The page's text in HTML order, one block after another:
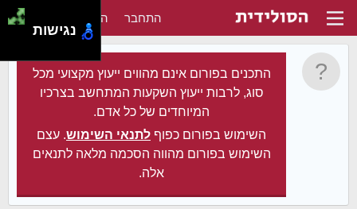
התחבר הירשם
התכנים בפורום אינם מהווים ייעוץ מקצועי מכל
סוג, לרבות ייעוץ השקעות המתחשב בצרכיו
המיוחדים של כל אדם.
השימוש בפורום כפוף לתנאי השימוש. עצם
השימוש בפורום מהווה הסכמה מלאה לתנאים
אלה.
נגישות